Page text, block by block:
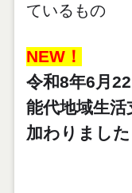
ているもの
NEW！
令和8年6 月22
能代地域生
加わりました